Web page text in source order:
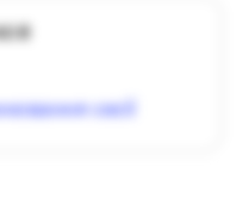
₴
сесії